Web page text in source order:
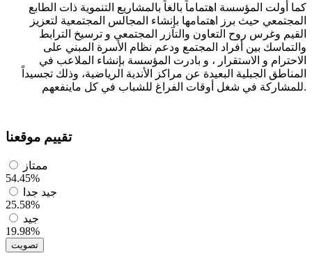
كما أولت المؤسسة اهتماماً بالغاً بالمشاريع التنموية ذات الطابع
المجتمعي حيث برز اهتمامها بإنشاء المجالس المجتمعية لتعزيز
القيم وغرس روح التعاون والتآزر المجتمعي و ترسيخ الترابط
والتماسك بين أفراد المجتمع ودعم نظام الأسرة المبني على
الاحترام و الاستقرار ، و بادرت المؤسسة بإنشاء الملاعب في
المناطق الجبلية البعيدة عن مراكز الأندية الرياضية، وذلك تجسيداً
للمشاركة في شغل أوقات الفراغ للشباب في كل ماينفعهم.
تقييم موقعنا
ممتاز
54.45%
جيد جدا
25.58%
جيد
19.98%
تصويت